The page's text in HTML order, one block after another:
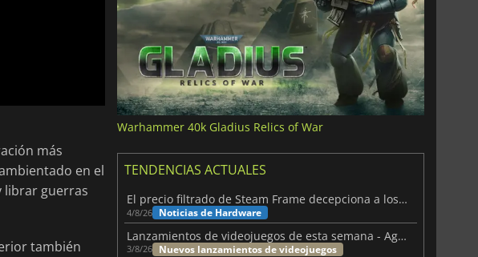
más
en el
librar guerras
también
Warhammer 40k Gladius Relics of War
TENDENCIAS ACTUALES
El precio filtrado de Steam Frame decepciona a los usuarios
4/8/26 Noticias de Hardware
Lanzamientos de videojuegos de esta semana - Agosto de 2026 (semana 32)
3/8/26 Nuevos lanzamientos de videojuegos